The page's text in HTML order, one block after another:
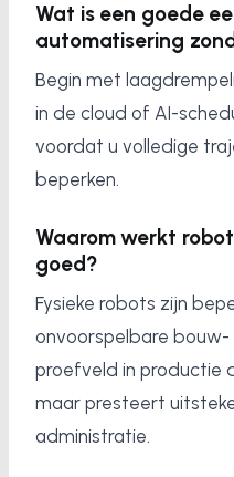
Wat is een goede
automatisering
Begin met
in de cloud of AI-
voordat u volledige
beperken.
Waarom werkt
goed?
Fysieke robots zijn
onvoorspelbare bouw-
proefveld in productie
maar presteert
administratie.